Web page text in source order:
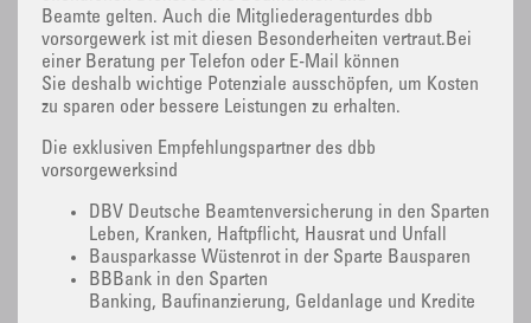
Beamte gelten. Auch die Mitgliederagenturdes dbb
vorsorgewerk ist mit diesen Besonderheiten vertraut.Bei
einer Beratung per Telefon oder E-Mail können
Sie deshalb wichtige Potenziale ausschöpfen, um Kosten
zu sparen oder bessere Leistungen zu erhalten.
Die exklusiven Empfehlungspartner des dbb
vorsorgewerksind
DBV Deutsche Beamtenversicherung in den Sparten
Leben, Kranken, Haftpflicht, Hausrat und Unfall
Bausparkasse Wüstenrot in der Sparte Bausparen
BBBank in den Sparten
Banking, Baufinanzierung, Geldanlage und Kredite